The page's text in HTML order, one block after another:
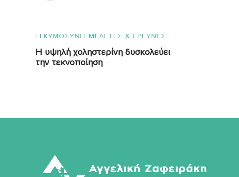
ΕΓΚΥΜΟΣΥΝΗ, ΜΕΛΕΤΕΣ & ΕΡΕΥΝΕΣ
Η υψηλή χοληστερίνη δυσκολεύει
την τεκνοποίηση